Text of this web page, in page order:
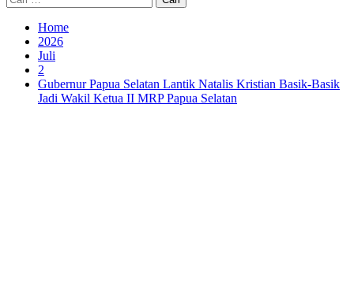
untuk:
Home
2026
Juli
2
Gubernur Papua Selatan Lantik Natalis Kristian Basik-Basik
Jadi Wakil Ketua II MRP Papua Selatan